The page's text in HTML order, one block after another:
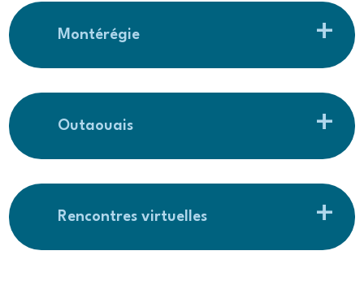
Montérégie
Outaouais
Rencontres virtuelles